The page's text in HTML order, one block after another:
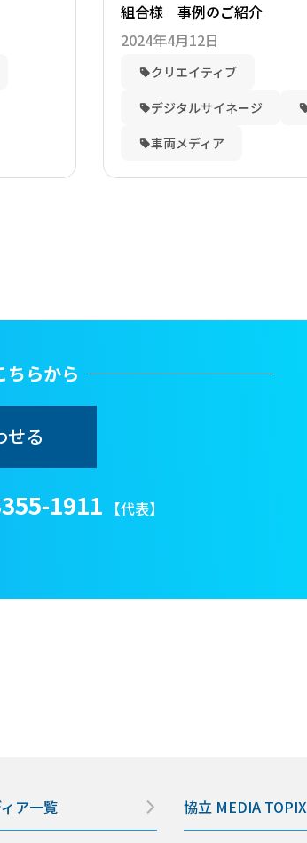
組合様 事例のご紹介
2024年4月12日
クリエイティブ
デジタルサイネージ
車両メディア
ちらから
せる
1911 【代表】
ア一覧 協立 MEDIA TOPIX